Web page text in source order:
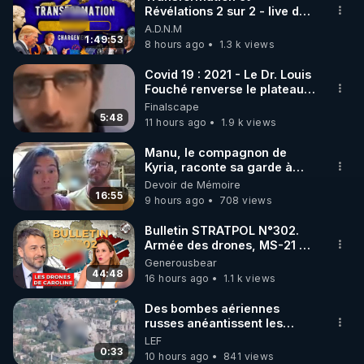
🌱 INSTAGRAM
https://www.instagram.com/rdlr_thierrycasasnovas/
http://rgnr.li/instagram
🌱 LA NEWSLETTER
Pour ne pas rater l’actualité RGNR (stages,
http://rgnr.li/news
🌱 VIDÉOS NON CENSURÉES SUR ODYSEE
Toutes les vidéos Youtube sont aussi sur la
http://rgnr.li/odysee
🌱 LES STAGES EN PRÉSENTIEL
http://rgnr.li/stages
1:49:53
Révélations 2 sur 2 - live du
07/08/26
A.D.N.M
8 hours ago
1.3 k views
5:48
Covid 19 : 2021 - Le Dr. Louis
Fouché renverse le plateau
de CNews !
Finalscape
11 hours ago
1.9 k views
16:55
Manu, le compagnon de
Kyria, raconte sa garde à
vue musclée. PARTAGEZ!
Devoir de Mémoire
9 hours ago
708 views
44:48
Bulletin STRATPOL N°302.
Armée des drones, MS-21 en
série, missiles coréens.
07.08.2026.
Generousbear
16 hours ago
1.1 k views
0:33
Des bombes aériennes
russes anéantissent les
centres de contrôle de
drones de 3 brigades
LEF
10 hours ago
841 views